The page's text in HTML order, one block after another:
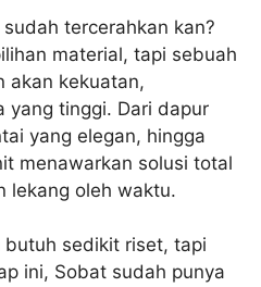
tercerahkan kan?
material, tapi sebuah
akan kekuatan,
yang tinggi. Dari dapur
yang elegan, hingga
menawarkan solusi total
lekang oleh waktu.
butuh sedikit riset, tapi
ini, Sobat sudah punya